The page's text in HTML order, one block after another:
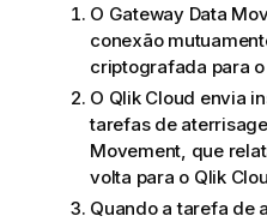
O Gateway Data
conexão
criptografada para o
O Qlik Cloud envia
tarefas de
Movement, que
volta para o Qlik
Quando a tarefa de